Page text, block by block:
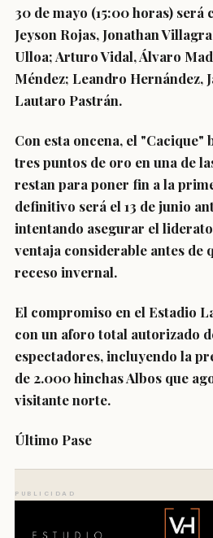
30 de mayo (15:00 horas) será
Jeyson Rojas, Jonathan
Ulloa; Arturo Vidal, Álvaro
Méndez; Leandro Hernández,
Lautaro Pastrán.
Con esta oncena, el "Cacique"
tres puntos de oro en una de
restan para poner fin a la
definitivo será el 13 de junio
intentando asegurar el
ventaja considerable antes de
receso invernal.
El compromiso en el Estadio
con un aforo total autorizado
espectadores, incluyendo la
de 2.000 hinchas Albos que
visitante norte.
Último Pase
PUBLICIDAD